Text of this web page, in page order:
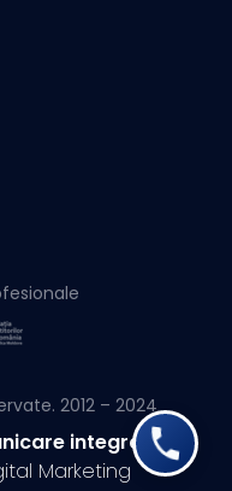
2012 – 2024
integrată
Marketing